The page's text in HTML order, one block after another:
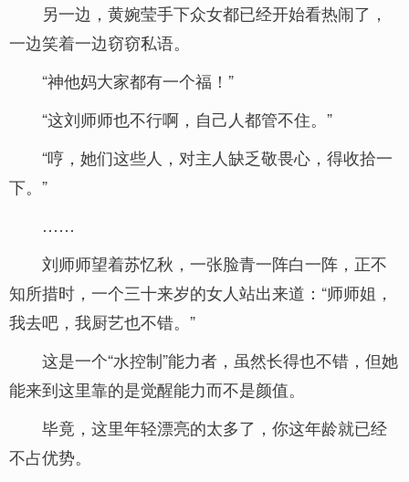
另一边，黄婉莹手下众女都已经开始看热闹了，
一边笑着一边窃窃私语。
“神他妈大家都有一个福！”
“这刘师师也不行啊，自己人都管不住。”
“哼，她们这些人，对主人缺乏敬畏心，得收拾一
下。”
……
刘师师望着苏忆秋，一张脸青一阵白一阵，正不
知所措时，一个三十来岁的女人站出来道：“师师姐，
我去吧，我厨艺也不错。”
这是一个“水控制”能力者，虽然长得也不错，但她
能来到这里靠的是觉醒能力而不是颜值。
毕竟，这里年轻漂亮的太多了，你这年龄就已经
不占优势。